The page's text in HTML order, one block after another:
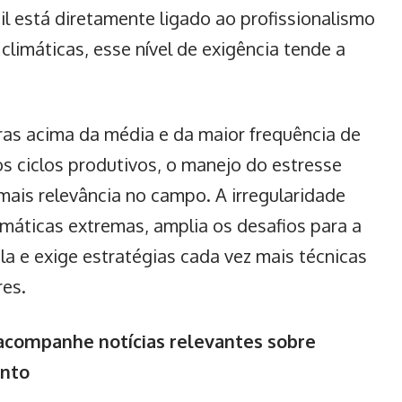
está diretamente ligado ao profissionalismo
esse nível de exigência tende a
acima da média e da maior frequência de
ciclos produtivos, o manejo do estresse
relevância no campo. A irregularidade
extremas, amplia os desafios para a
e exige estratégias cada vez mais técnicas
notícias relevantes sobre